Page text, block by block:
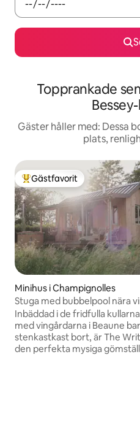
Topprankade
Gäster håller med: Dessa
plats,
Populär gästfavorit
Gästfavorit
Minihus i Champignolles
Stuga med bubbelpool nära
– Beaune
Inbäddad i de fridfulla
med vingårdarna i Beaune
stenkastkast bort, är The
den perfekta mysiga